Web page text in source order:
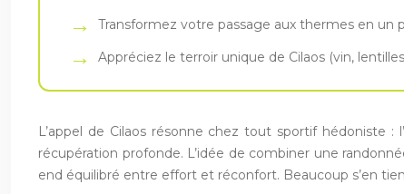
Transformez votre passage aux thermes en
Appréciez le terroir unique de Cilaos (vin,
L’appel de Cilaos résonne chez tout sportif hédoniste
récupération profonde. L’idée de combiner une
end équilibré entre effort et réconfort. Beaucoup s’en